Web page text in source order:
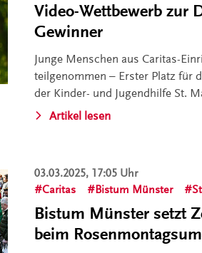
Video-Wettbewerb zur
Gewinner
Junge Menschen aus Caritas-
teilgenommen – Erster Platz für
der Kinder- und Jugendhilfe St.
Artikel lesen
03.03.2025, 17:05 Uhr
Caritas
Bistum Münster
Bistum Münster setzt
beim